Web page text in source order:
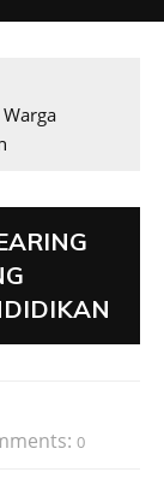
0